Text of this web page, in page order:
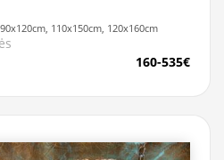
110x150cm, 120x160cm
160-535€